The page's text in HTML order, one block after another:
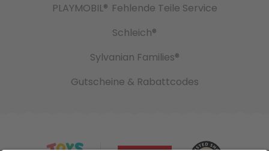
PLAYMOBIL® Fehlende Teile Service
Schleich®
Sylvanian Families®
Gutscheine & Rabattcodes